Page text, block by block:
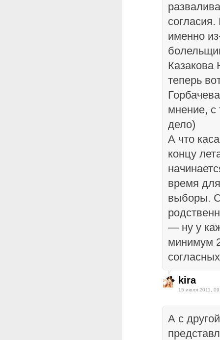
именно
Казакова
теперь
мнение, с
дело)
А что
концу
время
выборы.
— ну у
минимум
kira
15 июля 2011,
А с